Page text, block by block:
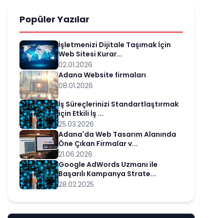
Popüler Yazılar
İşletmenizi Dijitale Taşımak İçin
Web Sitesi Kurar...
02.01.2026
Adana Website firmaları
08.01.2026
İş Süreçlerinizi Standartlaştırmak
için Etkili İş ...
25.03.2026
Adana'da Web Tasarım Alanında
Öne Çıkan Firmalar v...
21.06.2026
Google AdWords Uzmanı ile
Başarılı Kampanya Strate...
28.02.2025